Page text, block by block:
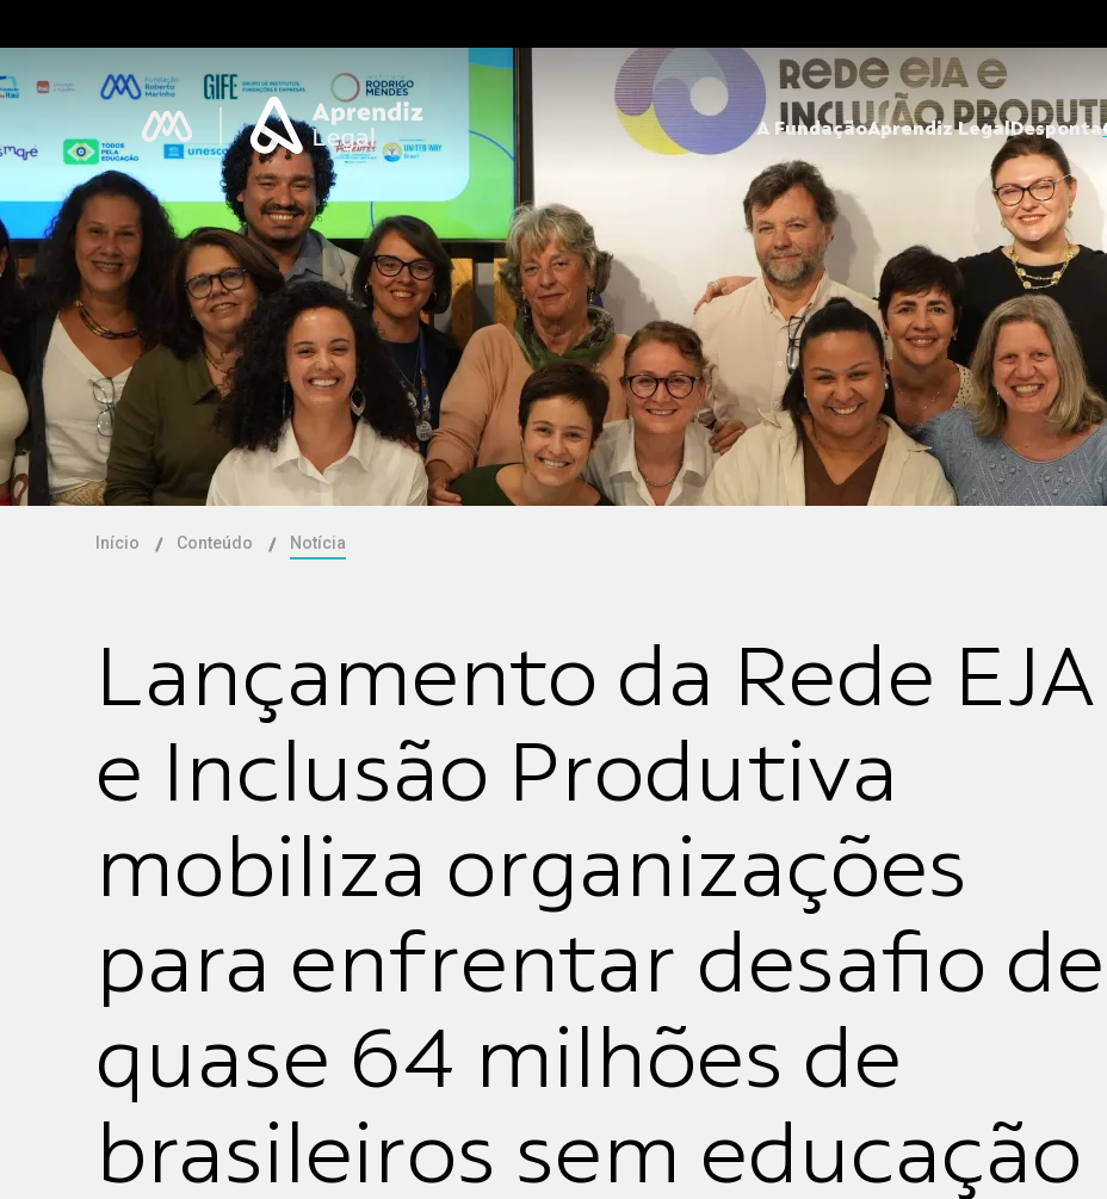
A FundaçãoAprendiz LegalDesponta
Início Conteúdo Notícia
Lançamento da Rede EJA
e Inclusão Produtiva
mobiliza organizações
para enfrentar desafio de
quase 64 milhões de
brasileiros sem educação